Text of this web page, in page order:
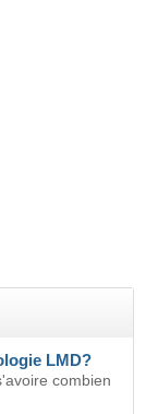
LMD?
combien